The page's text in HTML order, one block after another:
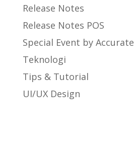
Release Notes
Release Notes POS
Special Event by Accurate
Teknologi
Tips & Tutorial
UI/UX Design